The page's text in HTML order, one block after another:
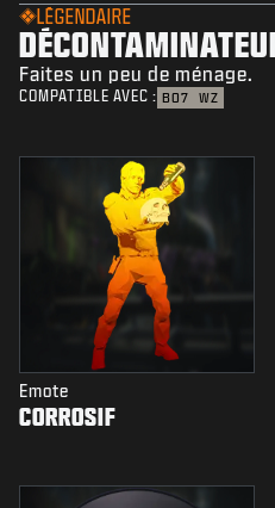
LÉGENDAIRE
Faites un peu de ménage.
COMPATIBLE AVEC : BO7 WZ
Emote
CORROSIF